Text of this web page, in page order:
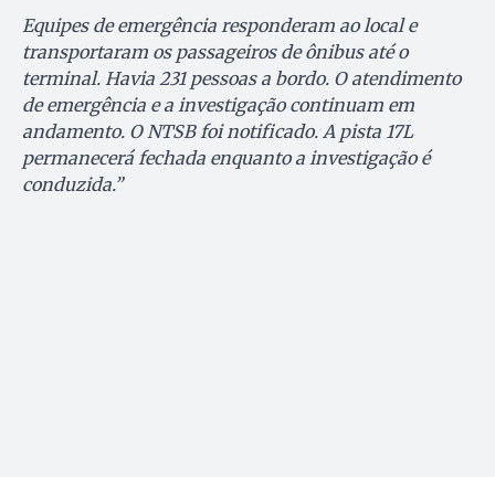
Equipes de emergência responderam ao local e
transportaram os passageiros de ônibus até o
terminal. Havia 231 pessoas a bordo. O atendimento
de emergência e a investigação continuam em
andamento. O NTSB foi notificado. A pista 17L
permanecerá fechada enquanto a investigação é
conduzida.”